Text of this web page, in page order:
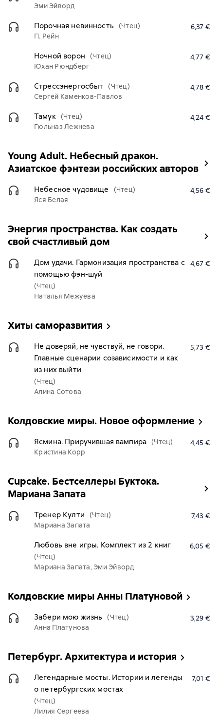
Эми Эйворд
Порочная невинность
(Чтец)
П. Рейн
6,37 €
Ночной ворон
(Чтец)
Юхан Рюндберг
4,77 €
Стрессэнергосбыт (Чтец)
Сергей Каменков-Павлов
4,78 €
Тамук (Чтец)
Гюльназ Лежнева
4,24 €
Young Adult. Небесный дракон.
Азиатское фэнтези российских авторов
Небесное чудовище
(Чтец)
Яся Белая
4,56 €
Энергия пространства. Как создать
свой счастливый дом
Дом удачи. Гармонизация пространства с
помощью фэн-шуй
(Чтец)
Наталья Межуева
4,67 €
Хиты саморазвития
Не доверяй, не чувствуй, не говори.
Главные сценарии созависимости и как
из них выйти
(Чтец)
Алина Сотова
5,73 €
Колдовские миры. Новое оформление
Ясмина. Приручившая вампира (Чтец)
Кристина Корр
4,45 €
Cupcake. Бестселлеры Буктока.
Мариана Запата
Тренер Култи
(Чтец)
Мариана Запата
7,43 €
Любовь вне игры. Комплект из 2 книг
(Чтец)
Мариана Запата, Эми Эйворд
6,05 €
Колдовские миры Анны Платуновой
Забери мою жизнь
(Чтец)
Анна Платунова
3,29 €
Петербург. Архитектура и история
Легендарные мосты. Истории и легенды
о петербургских мостах
(Чтец)
Лилия Сергеева
7,01 €